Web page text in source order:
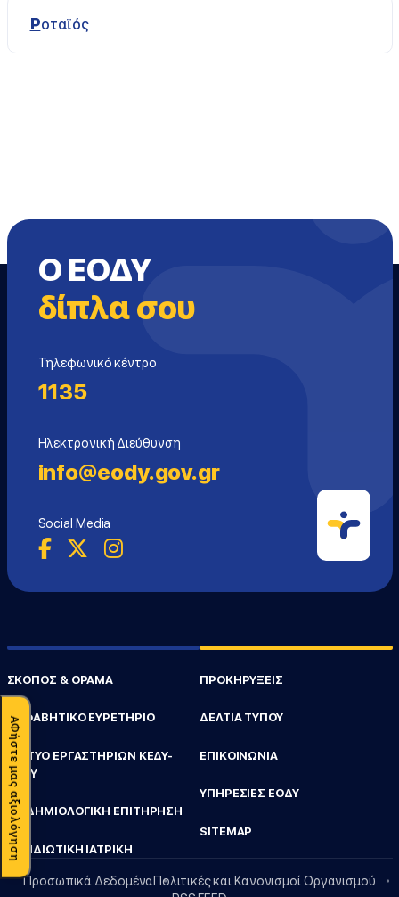
ΑΦήστε μας αξιολόγηση
Ροταϊός
Ο ΕΟΔΥ
δίπλα σου
Τηλεφωνικό κέντρο
1135
Ηλεκτρονική Διεύθυνση
info@eody.gov.gr
Social Media
ΣΚΟΠΟΣ & ΟΡΑΜΑ
ΑΛΦΑΒΗΤΙΚΟ ΕΥΡΕΤΗΡΙΟ
ΔΙΚΤΥΟ ΕΡΓΑΣΤΗΡΙΩΝ ΚΕΔΥ-
ΠΕΔΥ
ΕΠΙΔΗΜΙΟΛΟΓΙΚΗ ΕΠΙΤΗΡΗΣΗ
ΤΑΞΙΔΙΩΤΙΚΗ ΙΑΤΡΙΚΗ
ΠΡΟΚΗΡΥΞΕΙΣ
ΔΕΛΤΙΑ ΤΥΠΟΥ
ΕΠΙΚΟΙΝΩΝΙΑ
ΥΠΗΡΕΣΙΕΣ ΕΟΔΥ
SITEMAP
Προσωπικά ΔεδομέναΠολιτικές και Κανονισμοί Οργανισμού